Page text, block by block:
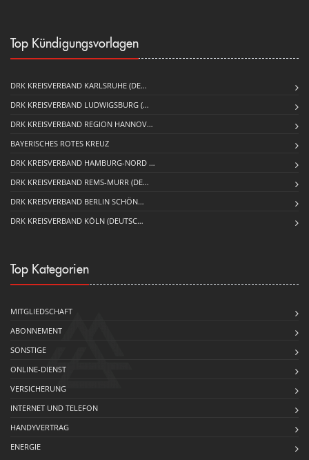
Top Kündigungsvorlagen
DRK KREISVERBAND KARLSRUHE (DE…
DRK KREISVERBAND LUDWIGSBURG (…
DRK KREISVERBAND REGION HANNOV…
BAYERISCHES ROTES KREUZ
DRK KREISVERBAND HAMBURG-NORD …
DRK KREISVERBAND REMS-MURR (DE…
DRK KREISVERBAND BERLIN SCHÖN…
DRK KREISVERBAND KÖLN (DEUTSC…
Top Kategorien
MITGLIEDSCHAFT
ABONNEMENT
SONSTIGE
ONLINE-DIENST
VERSICHERUNG
INTERNET UND TELEFON
HANDYVERTRAG
ENERGIE